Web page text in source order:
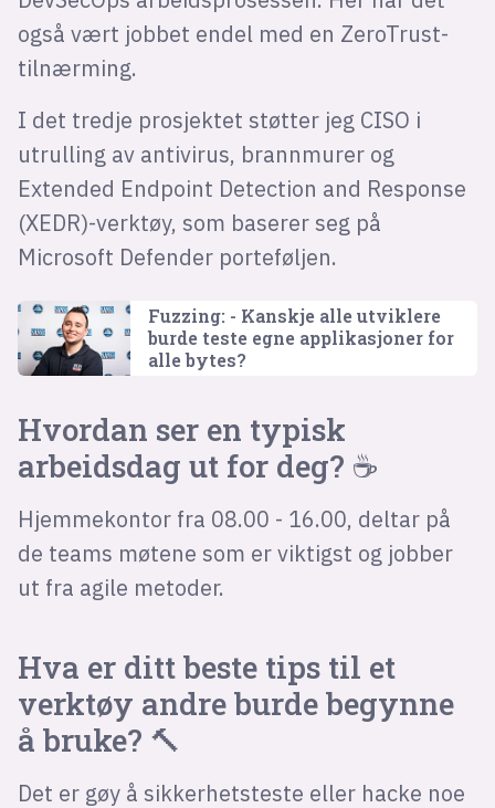
også vært jobbet endel med en ZeroTrust-
tilnærming.
I det tredje prosjektet støtter jeg CISO i
utrulling av antivirus, brannmurer og
Extended Endpoint Detection and Response
(XEDR)-verktøy, som baserer seg på
Microsoft Defender porteføljen.
Fuzzing: - Kanskje alle utviklere
burde teste egne applikasjoner for
alle bytes?
Hvordan ser en typisk
arbeidsdag ut for deg? ☕
Hjemmekontor fra 08.00 - 16.00, deltar på
de teams møtene som er viktigst og jobber
ut fra agile metoder.
Hva er ditt beste tips til et
verktøy andre burde begynne
å bruke? 🔨
Det er gøy å sikkerhetsteste eller hacke noe